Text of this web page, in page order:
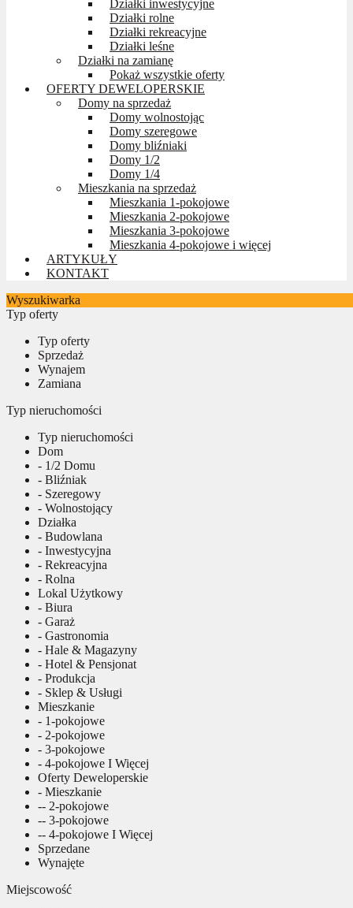
Działki inwestycyjne
Działki rolne
Działki rekreacyjne
Działki leśne
Działki na zamianę
Pokaż wszystkie oferty
OFERTY DEWELOPERSKIE
Domy na sprzedaż
Domy wolnostojąc
Domy szeregowe
Domy bliźniaki
Domy 1/2
Domy 1/4
Mieszkania na sprzedaż
Mieszkania 1-pokojowe
Mieszkania 2-pokojowe
Mieszkania 3-pokojowe
Mieszkania 4-pokojowe i więcej
ARTYKUŁY
KONTAKT
Wyszukiwarka
Typ oferty
Typ oferty
Sprzedaż
Wynajem
Zamiana
Typ nieruchomości
Typ nieruchomości
Dom
- 1/2 Domu
- Bliźniak
- Szeregowy
- Wolnostojący
Działka
- Budowlana
- Inwestycyjna
- Rekreacyjna
- Rolna
Lokal Użytkowy
- Biura
- Garaż
- Gastronomia
- Hale & Magazyny
- Hotel & Pensjonat
- Produkcja
- Sklep & Usługi
Mieszkanie
- 1-pokojowe
- 2-pokojowe
- 3-pokojowe
- 4-pokojowe I Więcej
Oferty Deweloperskie
- Mieszkanie
-- 2-pokojowe
-- 3-pokojowe
-- 4-pokojowe I Więcej
Sprzedane
Wynajęte
Miejscowość